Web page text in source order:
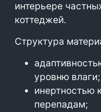
интерьере
коттеджей.
Структура
уровню влаги;
инертностью
перепадам;